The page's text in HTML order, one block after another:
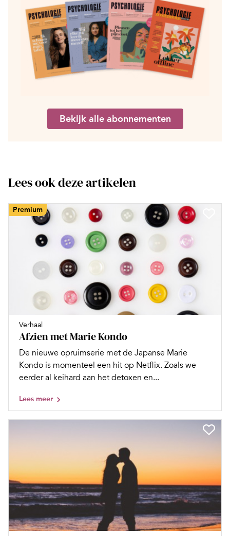
Bekijk alle abonnementen
Lees ook deze artikelen
Premium
Verhaal
Afzien met Marie Kondo
De nieuwe opruimserie met de Japanse Marie
Kondo is momenteel een hit op Netflix. Zoals we
eerder al keihard aan het detoxen en...
Lees meer